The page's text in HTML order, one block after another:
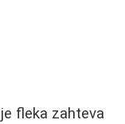
fleka zahteva